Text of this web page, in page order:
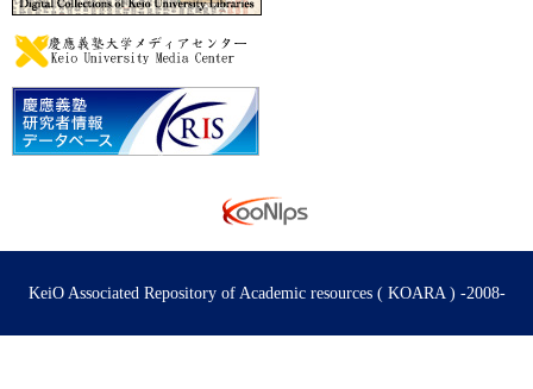
KeiO Associated Repository of Academic resources ( KOARA ) -2008-